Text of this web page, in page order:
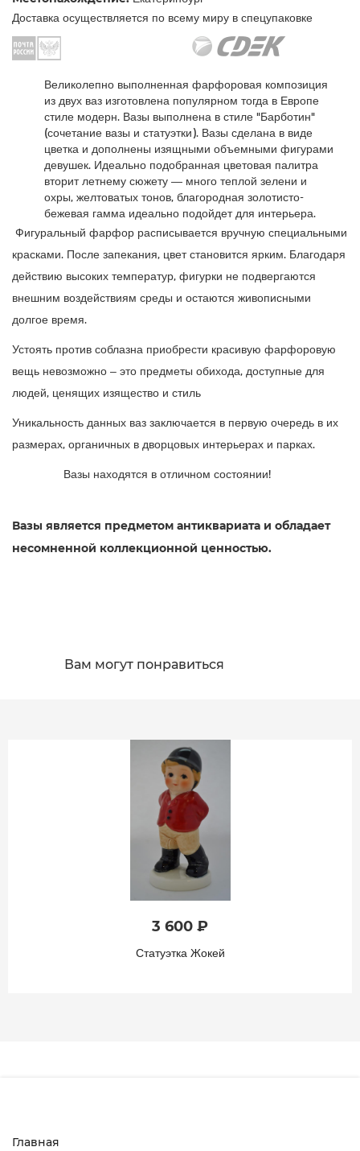
Доставка осуществляется по всему миру в спецупаковке
Великолепно выполненная фарфоровая композиция
из двух ваз изготовлена популярном тогда в Европе
стиле модерн. Вазы выполнена в стиле "Барботин"
(сочетание вазы и статуэтки). Вазы сделана в виде
цветка и дополнены изящными объемными фигурами
девушек. Идеально подобранная цветовая палитра
вторит летнему сюжету — много теплой зелени и
охры, желтоватых тонов, благородная золотисто-
бежевая гамма идеально подойдет для интерьера.
Фигуральный фарфор расписывается вручную специальными
красками. После запекания, цвет становится ярким. Благодаря
действию высоких температур, фигурки не подвергаются
внешним воздействиям среды и остаются живописными
долгое время.
Устоять против соблазна приобрести красивую фарфоровую
вещь невозможно – это предметы обихода, доступные для
людей, ценящих изящество и стиль
Уникальность данных ваз заключается в первую очередь в их
размерах, органичных в дворцовых интерьерах и парках.
Вазы находятся в отличном состоянии!
Вазы является предметом антиквариата и обладает
несомненной коллекционной ценностью.
Вам могут понравиться
3 600 ₽
Статуэтка Жокей
Главная